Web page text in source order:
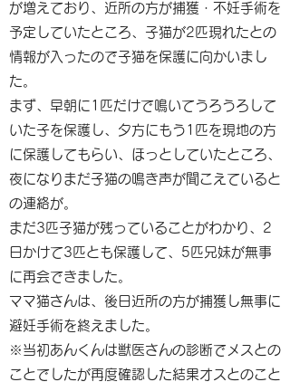
が増えており、近所の方が捕獲・不妊手術を
予定していたところ、子猫が2匹現れたとの
情報が入ったので子猫を保護に向かいまし
た。
まず、早朝に1匹だけで鳴いてうろうろして
いた子を保護し、夕方にもう1匹を現地の方
に保護してもらい、ほっとしていたところ、
夜になりまだ子猫の鳴き声が聞こえていると
の連絡が。
まだ3匹子猫が残っていることがわかり、2
日かけて3匹とも保護して、5匹兄妹が無事
に再会できました。
ママ猫さんは、後日近所の方が捕獲し無事に
避妊手術を終えました。
※当初あんくんは獣医さんの診断でメスとの
ことでしたが再度確認した結果オスとのこと